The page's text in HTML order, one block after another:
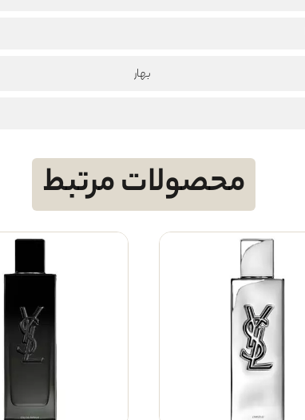
بهار
محصولات مرتبط